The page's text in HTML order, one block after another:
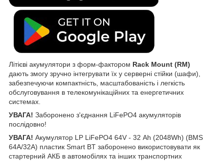
Літієві акумулятори з форм-фактором Rack Mount (RM)
дають змогу зручно інтегрувати їх у серверні стійки (шафи),
забезпечуючи компактність, масштабованість і легкість
обслуговування в телекомунікаційних та енергетичних
системах.
УВАГА! Заборонено з'єднання LiFePO4 акумуляторів
послідовно!
УВАГА! Акумулятор LP LiFePO4 64V - 32 Ah (2048Wh) (BMS
64A/32А) пластик Smart BT заборонено використовувати як
стартерний АКБ в автомобілях та інших транспортних